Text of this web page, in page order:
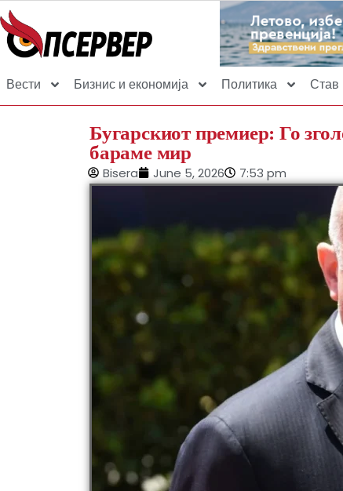
Вести Бизнис и економија Политика Став
Бугарскиот премиер: Го
бараме мир
Bisera June 5, 2026 7:53 pm